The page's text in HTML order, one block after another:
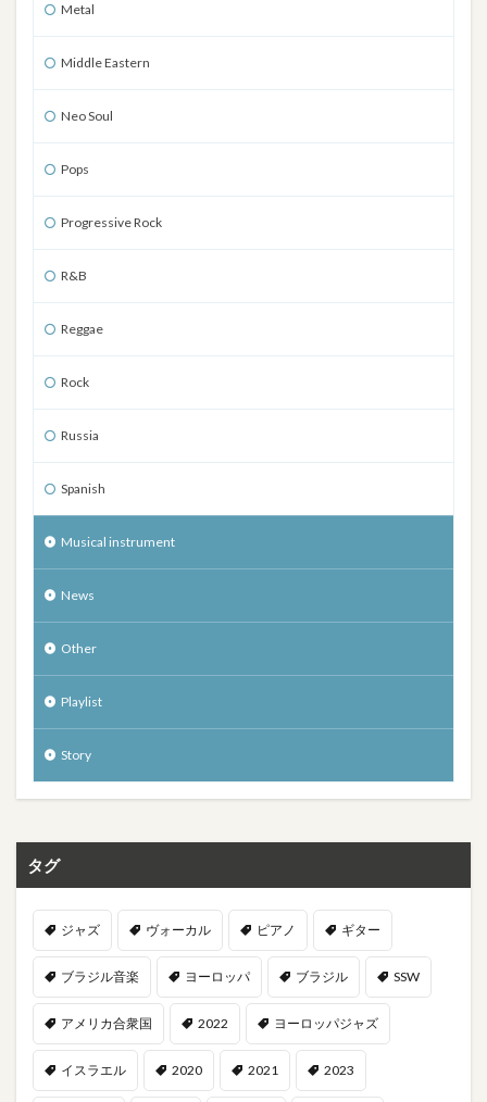
Metal
Middle Eastern
Neo Soul
Pops
Progressive Rock
R&B
Reggae
Rock
Russia
Spanish
Musical instrument
News
Other
Playlist
Story
タグ
ジャズ ヴォーカル ピアノ ギター
ブラジル音楽 ヨーロッパ ブラジル SSW
アメリカ合衆国 2022 ヨーロッパジャズ
イスラエル 2020 2021 2023